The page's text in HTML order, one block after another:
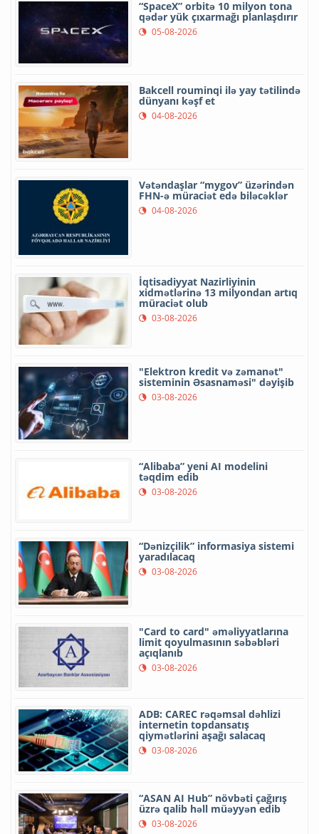
“SpaceX” orbitə 10 milyon tona
qədər yük çıxarmağı planlaşdırır
05-08-2026
Bakcell rouminqi ilə yay tətilində
dünyanı kəşf et
04-08-2026
Vətəndaşlar “mygov” üzərindən
FHN-ə müraciət edə biləcəklər
04-08-2026
İqtisadiyyat Nazirliyinin
xidmətlərinə 13 milyondan artıq
müraciət olub
03-08-2026
"Elektron kredit və zəmanət"
sisteminin Əsasnaməsi" dəyişib
03-08-2026
“Alibaba” yeni AI modelini
təqdim edib
03-08-2026
“Dənizçilik” informasiya sistemi
yaradılacaq
03-08-2026
"Card to card" əməliyyatlarına
limit qoyulmasının səbəbləri
açıqlanıb
03-08-2026
ADB: CAREC rəqəmsal dəhlizi
internetin topdansatış
qiymətlərini aşağı salacaq
03-08-2026
“ASAN AI Hub” növbəti çağırış
üzrə qalib həll müəyyən edib
03-08-2026